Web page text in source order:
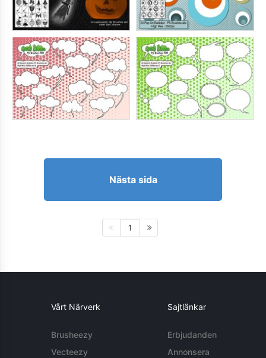
Nästa sida
1
Vårt Närverk
Brusheezy
Vecteezy
Sajtlänkar
Erbjudanden
Annonsera